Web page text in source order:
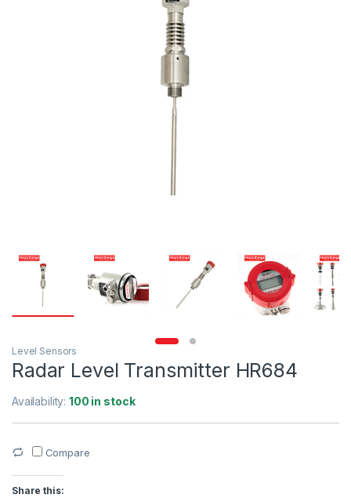
Level Sensors
Radar Level Transmitter HR684
Availability:100 in stock
Compare
Share this: